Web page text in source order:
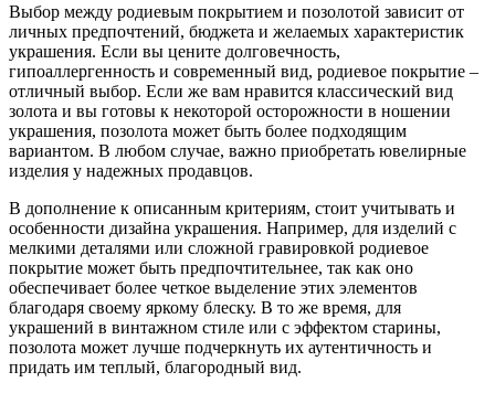
Выбор между родиевым покрытием и позолотой зависит от
личных предпочтений, бюджета и желаемых характеристик
украшения. Если вы цените долговечность,
гипоаллергенность и современный вид, родиевое покрытие –
отличный выбор. Если же вам нравится классический вид
золота и вы готовы к некоторой осторожности в ношении
украшения, позолота может быть более подходящим
вариантом. В любом случае, важно приобретать ювелирные
изделия у надежных продавцов.
В дополнение к описанным критериям, стоит учитывать и
особенности дизайна украшения. Например, для изделий с
мелкими деталями или сложной гравировкой родиевое
покрытие может быть предпочтительнее, так как оно
обеспечивает более четкое выделение этих элементов
благодаря своему яркому блеску. В то же время, для
украшений в винтажном стиле или с эффектом старины,
позолота может лучше подчеркнуть их аутентичность и
придать им теплый, благородный вид.